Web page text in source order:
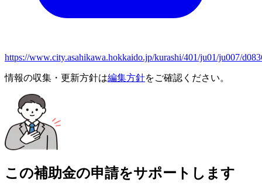
https://www.city.asahikawa.hokkaido.jp/kurashi/401/ju01/ju007/
情報の収集・更新方針は編集方針をご確認ください。
この補助金の申請をサポートします